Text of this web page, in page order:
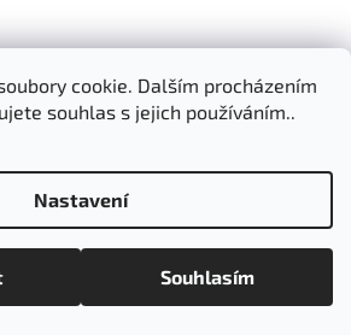
cookie. Dalším procházením
souhlas s jejich používáním..
Nastavení
Souhlasím
Vytvořil Shoptet
SHOP . Všechna práva vyhrazena.